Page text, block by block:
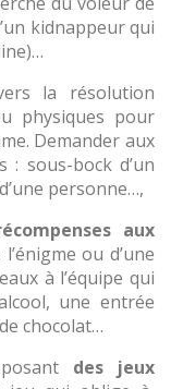
kidnappeur qui
la résolution
physiques pour
Demander aux
: sous-bock d’un
personne…,
aux
ou d’une
à l’équipe qui
une entrée
chocolat…
des jeux